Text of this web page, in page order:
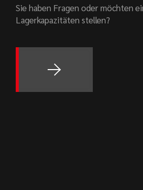
Sie haben Fragen oder möchten
Lagerkapazitäten stellen?